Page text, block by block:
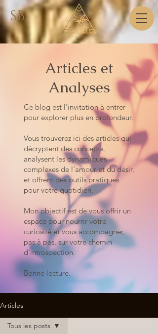
SB
Articles et
Analyses
Ce blog est l'invitation à entrer
pour explorer plus en profondeur.
Vous trouverez ici des articles qui
décryptent des concepts,
analysent les dynamiques
complexes de l'amour et du désir,
et offrent des outils pratiques
pour votre quotidien.
Mon objectif est de vous offrir un
espace pour nourrir votre
curiosité et vous accompagner,
pas à pas, sur votre chemin
d'introspection.
Bonne lecture.
Articles
Tous les posts